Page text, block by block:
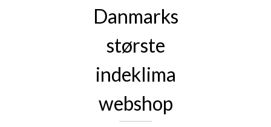
Danmarks
største
indeklima
webshop